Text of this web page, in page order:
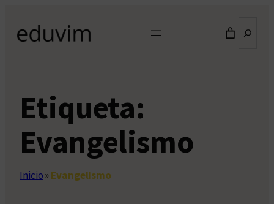
contenido
Etiqueta:
Evangelismo
Inicio»Evangelismo